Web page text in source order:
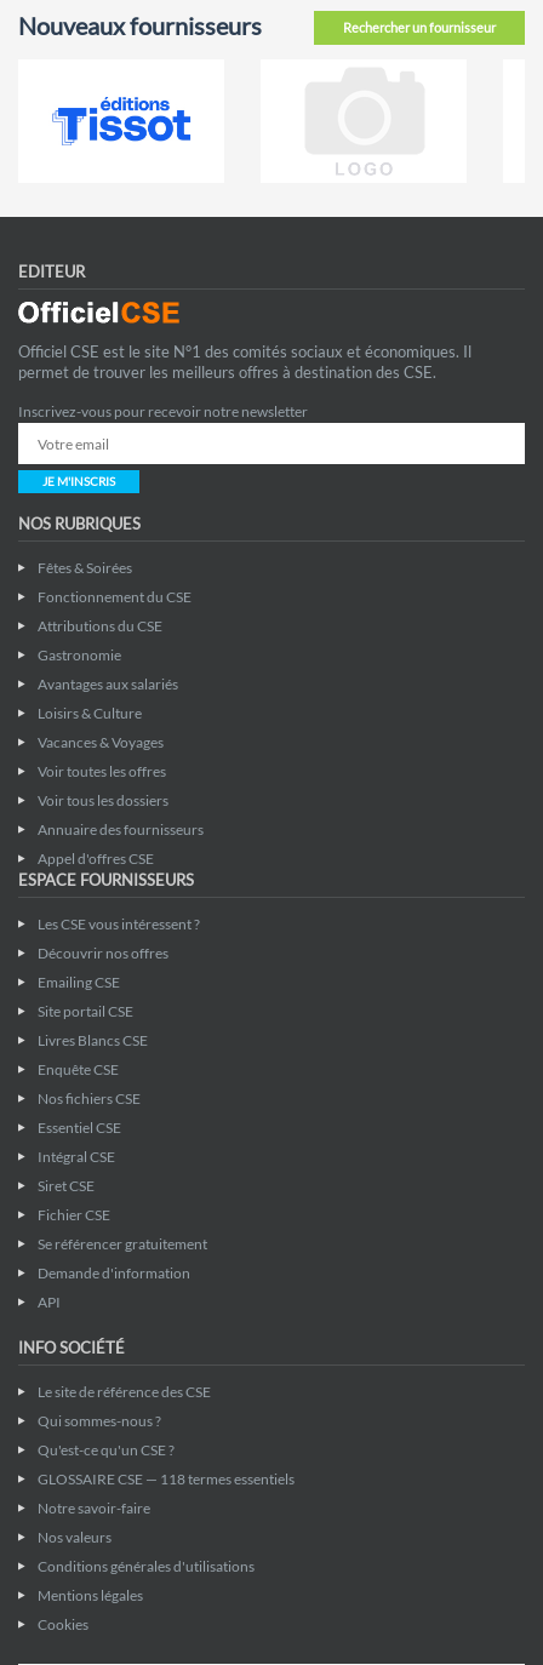
Rechercher un fournisseur
Nouveaux fournisseurs
EDITEUR
Officiel CSE est le site N°1 des comités sociaux et économiques. Il
permet de trouver les meilleurs offres à destination des CSE.
Inscrivez-vous pour recevoir notre newsletter
JE M'INSCRIS
NOS RUBRIQUES
Fêtes & Soirées
Fonctionnement du CSE
Attributions du CSE
Gastronomie
Avantages aux salariés
Loisirs & Culture
Vacances & Voyages
Voir toutes les offres
Voir tous les dossiers
Annuaire des fournisseurs
Appel d'offres CSE
ESPACE FOURNISSEURS
Les CSE vous intéressent ?
Découvrir nos offres
Emailing CSE
Site portail CSE
Livres Blancs CSE
Enquête CSE
Nos fichiers CSE
Essentiel CSE
Intégral CSE
Siret CSE
Fichier CSE
Se référencer gratuitement
Demande d'information
API
INFO SOCIÉTÉ
Le site de référence des CSE
Qui sommes-nous ?
Qu'est-ce qu'un CSE ?
GLOSSAIRE CSE — 118 termes essentiels
Notre savoir-faire
Nos valeurs
Conditions générales d'utilisations
Mentions légales
Cookies